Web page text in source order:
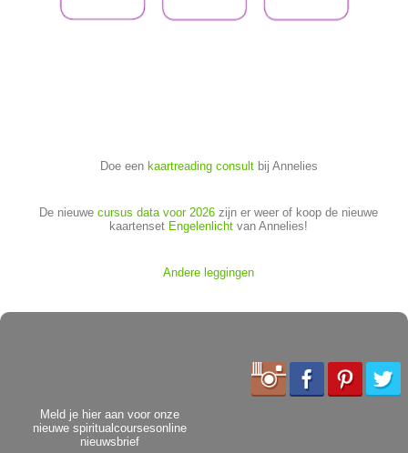
Doe een kaartreading consultbij Annelies
De nieuwe cursus data voor 2026 zijn er weer of koop de nieuwe
kaartenset Engelenlicht van Annelies!
Andere leggingen
Meld je hier aan voor onze
nieuwe spiritualcoursesonline
nieuwsbrief